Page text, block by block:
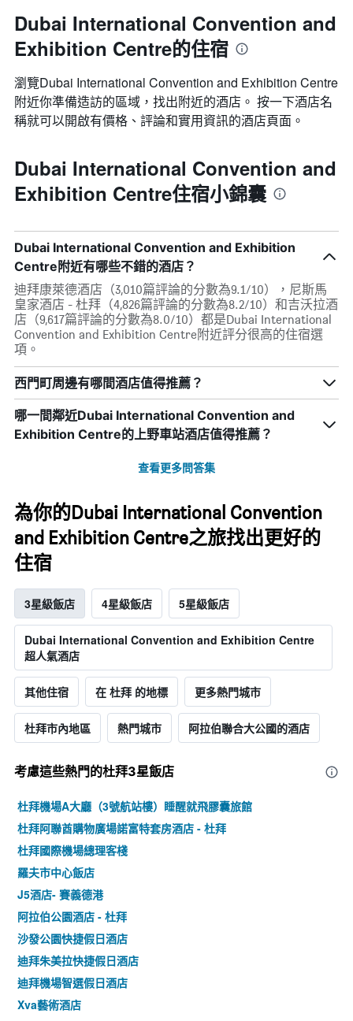
Dubai International Convention and
Exhibition Centre的住宿
瀏覽Dubai International Convention and Exhibition Centre​
附近你準備造訪的區域，找出附近的酒店。 按一下酒店名
稱就可以開啟有價格、評論和實用資訊的酒店頁面。
Dubai International Convention and
Exhibition Centre住宿小錦囊
Dubai International Convention and Exhibition
Centre附近有哪些不錯的酒店？
迪拜康萊德酒店（3,010篇評論的分數為9.1/10），尼斯馬
皇家酒店 - 杜拜（4,826篇評論的分數為8.2/10）和吉沃拉酒
店（9,617篇評論的分數為8.0/10）都是Dubai International
Convention and Exhibition Centre附近評分很高的住宿選
項。
西門町周邊有哪間酒店值得推薦？
哪一間鄰近Dubai International Convention and
Exhibition Centre的上野車站酒店值得推薦？
查看更多問答集
為你的Dubai International Convention
and Exhibition Centre之旅找出更好的
住宿
3星級飯店 4星級飯店 5星級飯店
Dubai International Convention and Exhibition Centre
超人氣酒店
其他住宿 在 杜拜 的地標 更多熱門城市
杜拜市內地區 熱門城市 阿拉伯聯合大公國的酒店
考慮這些熱門的杜拜3星​飯店
杜拜機場A大廳（3號航站樓）睡醒就飛膠囊旅館
杜拜阿聯酋購物廣場諾富特套房酒店 - 杜拜
杜拜國際機場總理客棧
羅夫市中心飯店
J5酒店- 賽義德港
阿拉伯公園酒店 - 杜拜
沙發公園快捷假日酒店
迪拜朱美拉快捷假日酒店
迪拜機場智選假日酒店
Xva藝術酒店